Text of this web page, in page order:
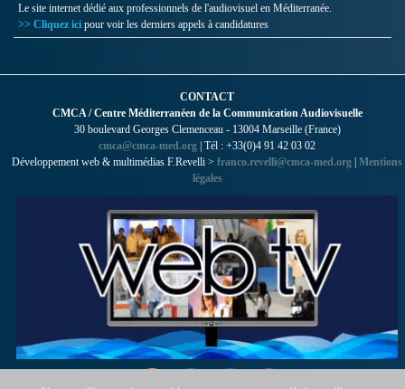
Le site internet dédié aux professionnels de l'audiovisuel en Méditerranée.
>> Cliquez ici pour voir les derniers appels à candidatures
CONTACT
CMCA / Centre Méditerranéen de la Communication Audiovisuelle
30 boulevard Georges Clemenceau - 13004 Marseille (France)
cmca@cmca-med.org | Tél : +33(0)4 91 42 03 02
Développement web & multimédias F.Revelli > franco.revelli@cmca-med.org Mentions
légales